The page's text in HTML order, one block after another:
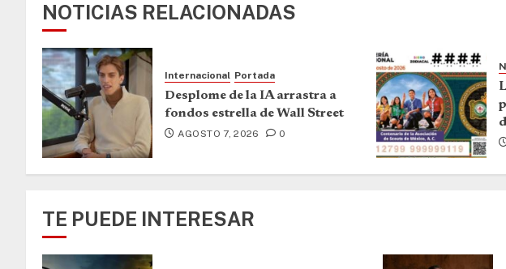
NOTICIAS RELACIONADAS
Internacional Portada
Desplome de la IA arrastra a
fondos estrella de Wall Street
AGOSTO 7, 2026 0
TE PUEDE INTERESAR